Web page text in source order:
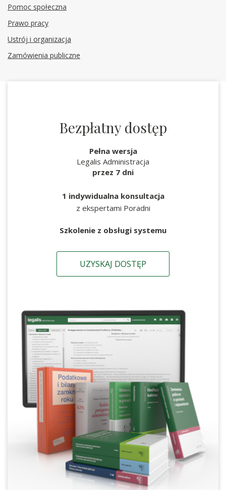
Pomoc społeczna
Prawo pracy
Ustrój i organizacja
Zamówienia publiczne
Bezpłatny dostęp
Pełna wersja
Legalis Administracja
przez 7 dni
1 indywidualna konsultacja
z ekspertami Poradni
Szkolenie z obsługi systemu
UZYSKAJ DOSTĘP